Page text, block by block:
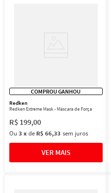
COMPROU GANHOU
Redken
Redken Extreme Mask - Máscara de Força
R$ 199,00
Ou 3 xde R$ 66,33 sem juros